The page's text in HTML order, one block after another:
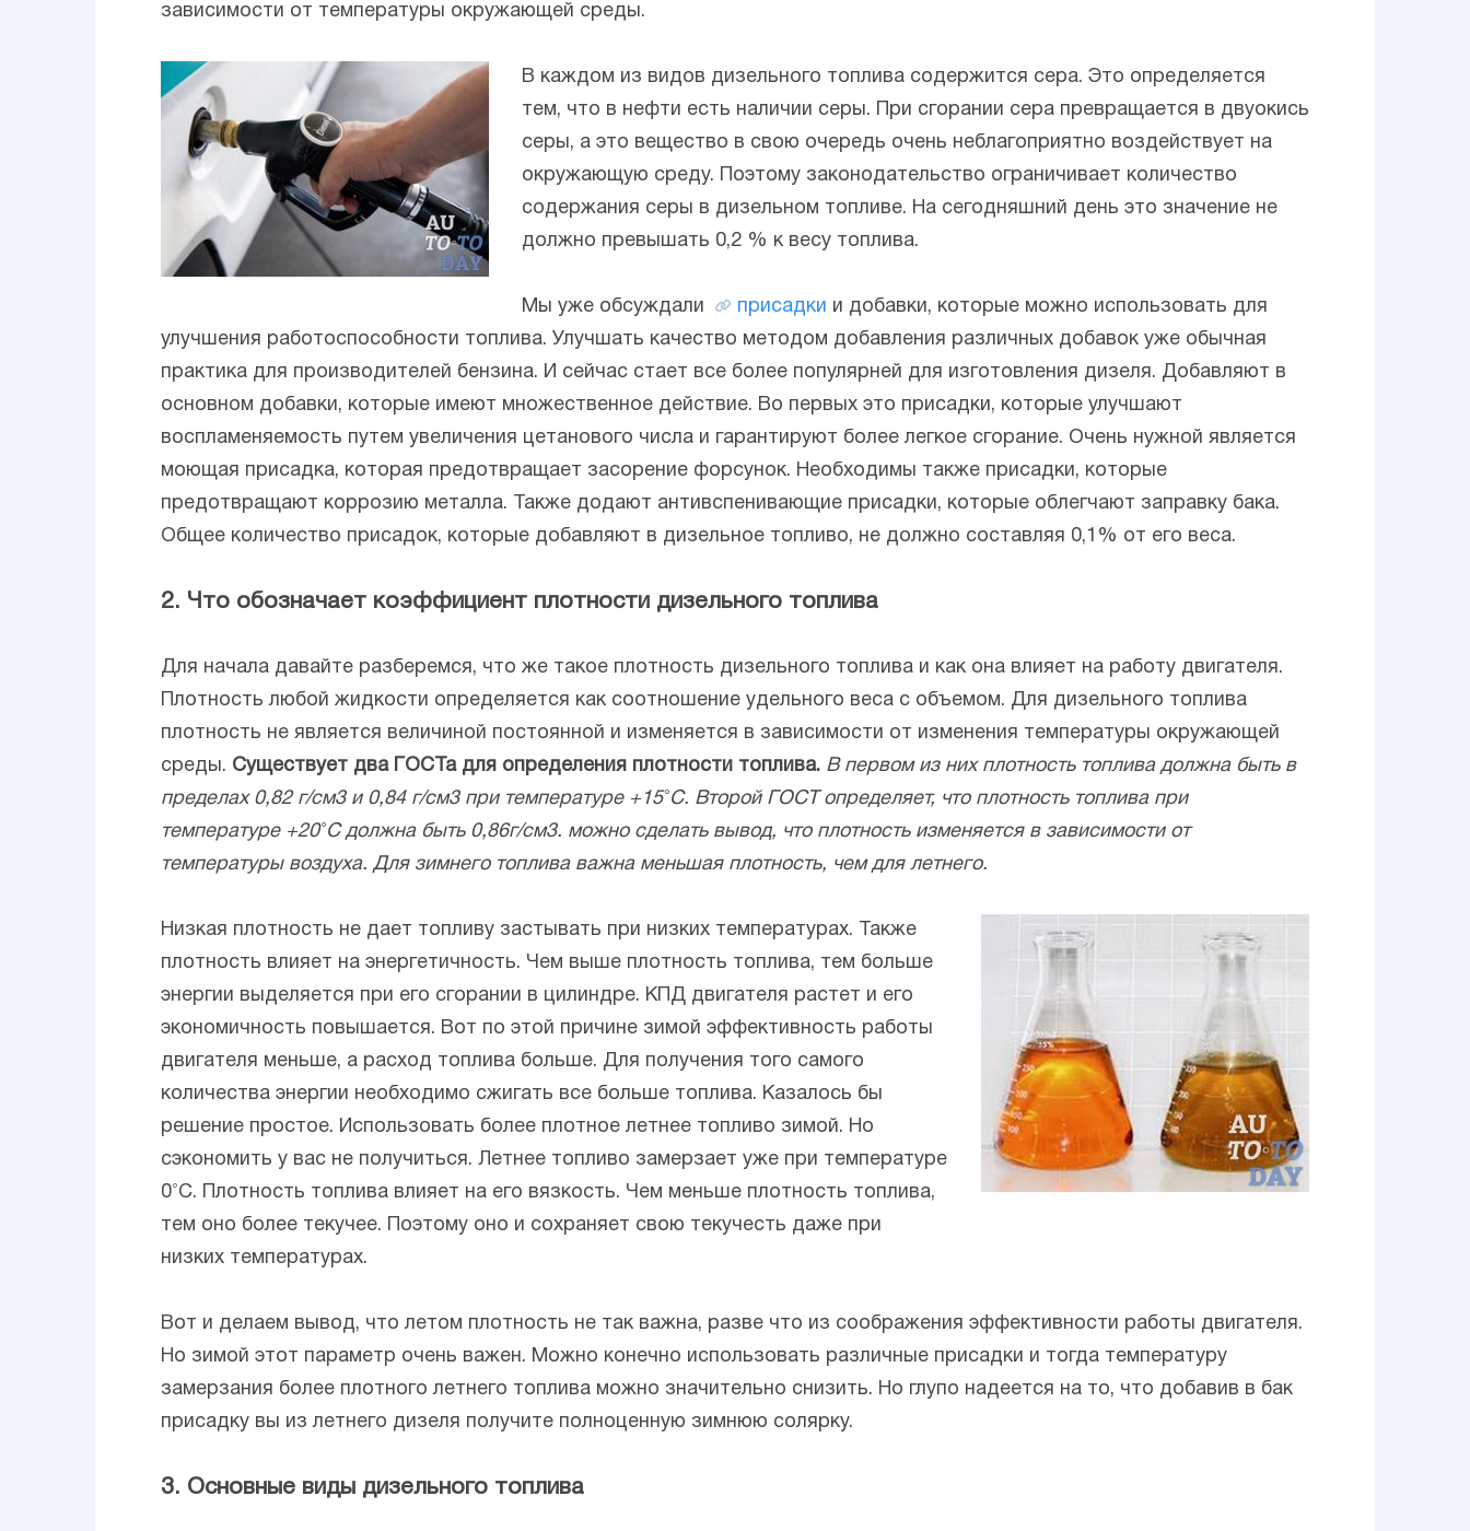
зависимости от температуры окружающей среды.
В каждом из видов дизельного топлива содержится сера. Это определяется
тем, что в нефти есть наличии серы. При сгорании сера превращается в двуокись
серы, а это вещество в свою очередь очень неблагоприятно воздействует на
окружающую среду. Поэтому законодательство ограничивает количество
содержания серы в дизельном топливе. На сегодняшний день это значение не
должно превышать 0,2 % к весу топлива.
Мы уже обсуждали присадки и добавки, которые можно использовать для
улучшения работоспособности топлива. Улучшать качество методом добавления различных добавок уже обычная
практика для производителей бензина. И сейчас стает все более популярней для изготовления дизеля. Добавляют в
основном добавки, которые имеют множественное действие. Во первых это присадки, которые улучшают
воспламеняемость путем увеличения цетанового числа и гарантируют более легкое сгорание. Очень нужной является
моющая присадка, которая предотвращает засорение форсунок. Необходимы также присадки, которые
предотвращают коррозию металла. Также додают антивспенивающие присадки, которые облегчают заправку бака.
Общее количество присадок, которые добавляют в дизельное топливо, не должно составляя 0,1% от его веса.
2. Что обозначает коэффициент плотности дизельного топлива
Для начала давайте разберемся, что же такое плотность дизельного топлива и как она влияет на работу двигателя.
Плотность любой жидкости определяется как соотношение удельного веса с объемом. Для дизельного топлива
плотность не является величиной постоянной и изменяется в зависимости от изменения температуры окружающей
среды. Существует два ГОСТа для определения плотности топлива. В первом из них плотность топлива должна быть в
пределах 0,82 г/см3 и 0,84 г/см3 при температуре +15˚С. Второй ГОСТ определяет, что плотность топлива при
температуре +20˚С должна быть 0,86г/см3. можно сделать вывод, что плотность изменяется в зависимости от
температуры воздуха. Для зимнего топлива важна меньшая плотность, чем для летнего.
Низкая плотность не дает топливу застывать при низких температурах. Также
плотность влияет на энергетичность. Чем выше плотность топлива, тем больше
энергии выделяется при его сгорании в цилиндре. КПД двигателя растет и его
экономичность повышается. Вот по этой причине зимой эффективность работы
двигателя меньше, а расход топлива больше. Для получения того самого
количества энергии необходимо сжигать все больше топлива. Казалось бы
решение простое. Использовать более плотное летнее топливо зимой. Но
сэкономить у вас не получиться. Летнее топливо замерзает уже при температуре
0˚С. Плотность топлива влияет на его вязкость. Чем меньше плотность топлива,
тем оно более текучее. Поэтому оно и сохраняет свою текучесть даже при
низких температурах.
Вот и делаем вывод, что летом плотность не так важна, разве что из соображения эффективности работы двигателя.
Но зимой этот параметр очень важен. Можно конечно использовать различные присадки и тогда температуру
замерзания более плотного летнего топлива можно значительно снизить. Но глупо надеется на то, что добавив в бак
присадку вы из летнего дизеля получите полноценную зимнюю солярку.
3. Основные виды дизельного топлива